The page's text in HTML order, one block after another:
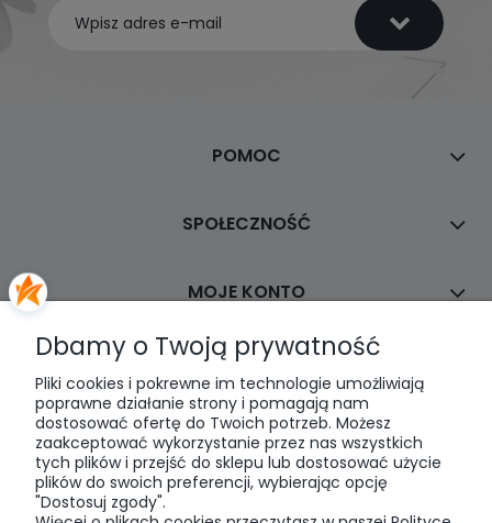
POMOC
SPOŁECZNOŚĆ
MOJE KONTO
PŁATNOŚCI I DOSTAWA
INFORMACJE
O NAS
Dbamy o Twoją prywatność
Pliki cookies i pokrewne im technologie umożliwiają
poprawne działanie strony i pomagają nam
dostosować ofertę do Twoich potrzeb. Możesz
zaakceptować wykorzystanie przez nas wszystkich
tych plików i przejść do sklepu lub dostosować użycie
plików do swoich preferencji, wybierając opcję
"Dostosuj zgody".